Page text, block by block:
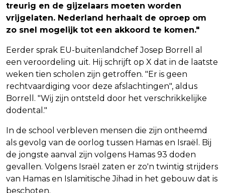
treurig en de gijzelaars moeten worden
vrijgelaten. Nederland herhaalt de oproep om
zo snel mogelijk tot een akkoord te komen."
Eerder sprak EU-buitenlandchef Josep Borrell al
een veroordeling uit. Hij schrijft op X dat in de laatste
weken tien scholen zijn getroffen. "Er is geen
rechtvaardiging voor deze afslachtingen", aldus
Borrell. "Wij zijn ontsteld door het verschrikkelijke
dodental."
In de school verbleven mensen die zijn ontheemd
als gevolg van de oorlog tussen Hamas en Israël. Bij
de jongste aanval zijn volgens Hamas 93 doden
gevallen. Volgens Israël zaten er zo'n twintig strijders
van Hamas en Islamitische Jihad in het gebouw dat is
beschoten.